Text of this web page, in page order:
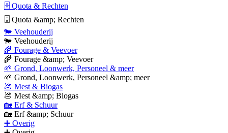
🗄 Quota & Rechten
🗄 Quota &amp; Rechten
🐄 Veehouderij
🐄 Veehouderij
🌾 Fourage & Veevoer
🌾 Fourage &amp; Veevoer
🌱 Grond, Loonwerk, Personeel & meer
🌱 Grond, Loonwerk, Personeel &amp; meer
💩 Mest & Biogas
💩 Mest &amp; Biogas
🏡 Erf & Schuur
🏡 Erf &amp; Schuur
➕ Overig